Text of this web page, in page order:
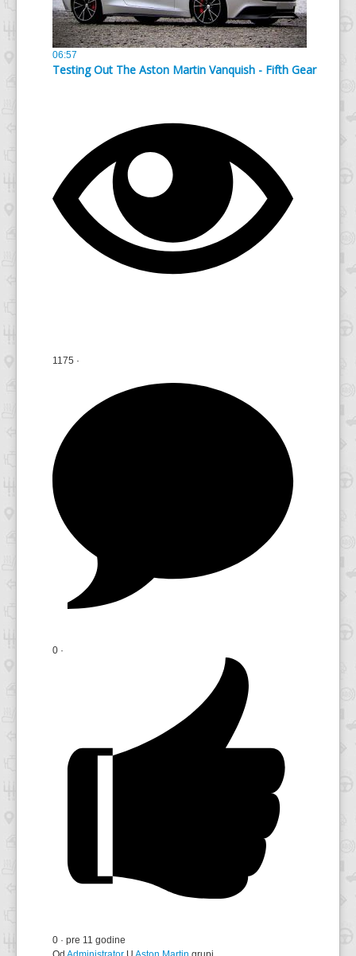
06:57
Testing Out The Aston Martin Vanquish - Fifth Gear
1175 ·
0 ·
0 · pre 11 godine